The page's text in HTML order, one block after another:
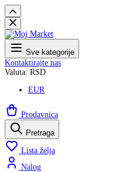
Sve kategorije
Kontaktirajte nas
Valuta: RSD
EUR
Prodavnica
Pretraga
Lista želja
Nalog